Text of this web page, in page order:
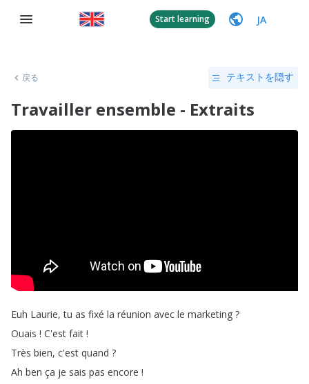
Start learning JA
戻る テキストを隠す
Travailler ensemble - Extraits
Euh Laurie,tu as fixé la réunion avec le marketing ?
Ouais ! C'est fait !
Très bien, c'est quand ?
Ah ben ça je sais pas encore !